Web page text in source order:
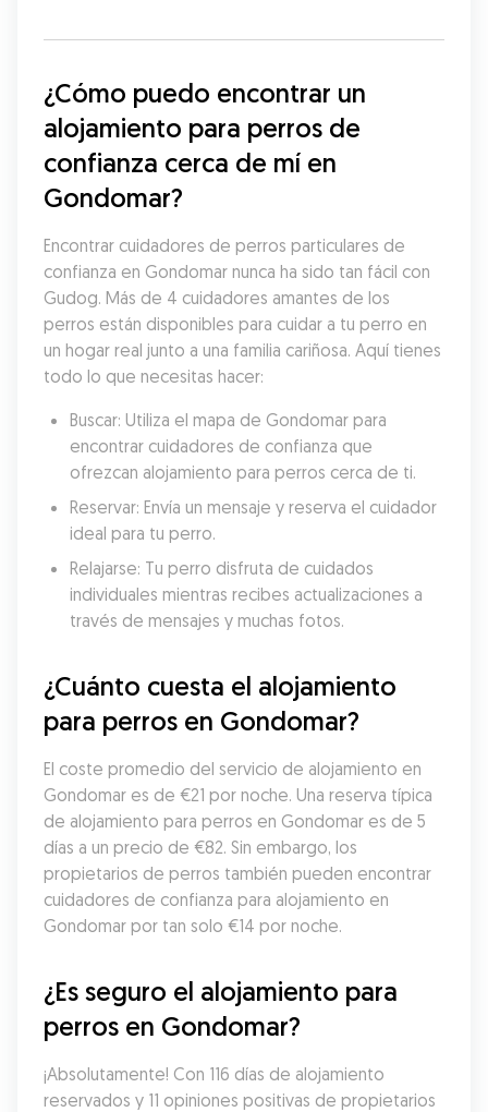
¿Cómo puedo encontrar un
alojamiento para perros de
confianza cerca de mí en
Gondomar?
Encontrar cuidadores de perros particulares de
confianza en Gondomar nunca ha sido tan fácil con
Gudog. Más de 4 cuidadores amantes de los
perros están disponibles para cuidar a tu perro en
un hogar real junto a una familia cariñosa. Aquí tienes
todo lo que necesitas hacer:
Buscar: Utiliza el mapa de Gondomar para
encontrar cuidadores de confianza que
ofrezcan alojamiento para perros cerca de ti.
Reservar: Envía un mensaje y reserva el cuidador
ideal para tu perro.
Relajarse: Tu perro disfruta de cuidados
individuales mientras recibes actualizaciones a
través de mensajes y muchas fotos.
¿Cuánto cuesta el alojamiento
para perros en Gondomar?
El coste promedio del servicio de alojamiento en
Gondomar es de €21 por noche. Una reserva típica
de alojamiento para perros en Gondomar es de 5
días a un precio de €82. Sin embargo, los
propietarios de perros también pueden encontrar
cuidadores de confianza para alojamiento en
Gondomar por tan solo €14 por noche.
¿Es seguro el alojamiento para
perros en Gondomar?
¡Absolutamente! Con 116 días de alojamiento
reservados y 11 opiniones positivas de propietarios